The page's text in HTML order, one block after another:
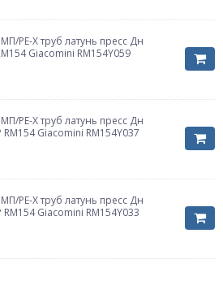
PE-X труб латунь пресс Дн
Giacomini RM154Y059
PE-X труб латунь пресс Дн
Giacomini RM154Y037
PE-X труб латунь пресс Дн
Giacomini RM154Y033